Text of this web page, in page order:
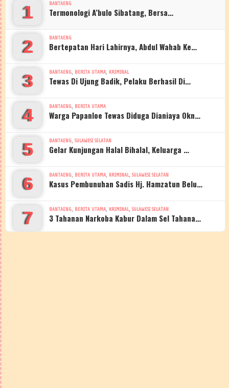
1 BANTAENG
Termonologi A’bulo Sibatang, Bersa…
2 BANTAENG
Bertepatan Hari Lahirnya, Abdul Wahab Ke…
3 BANTAENG, BERITA UTAMA, KRIMINAL
Tewas Di Ujung Badik, Pelaku Berhasil Di…
4 BANTAENG, BERITA UTAMA
Warga Papanloe Tewas Diduga Dianiaya Okn…
5 BANTAENG, SULAWESI SELATAN
Gelar Kunjungan Halal Bihalal, Keluarga …
6 BANTAENG, BERITA UTAMA, KRIMINAL, SULAWESI SELATAN
Kasus Pembunuhan Sadis Hj. Hamzatun Belu…
7 BANTAENG, BERITA UTAMA, KRIMINAL, SULAWESI SELATAN
3 Tahanan Narkoba Kabur Dalam Sel Tahana…